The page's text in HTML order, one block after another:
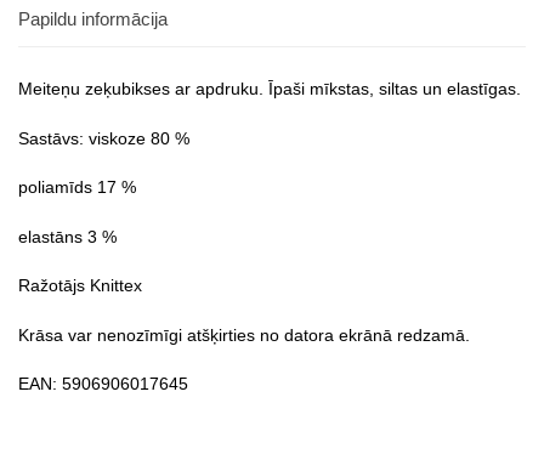
Papildu informācija
Meiteņu zeķubikses ar apdruku. Īpaši mīkstas, siltas un elastīgas.
Sastāvs: viskoze 80 %
poliamīds 17 %
elastāns 3 %
Ražotājs Knittex
Krāsa var nenozīmīgi atšķirties no datora ekrānā redzamā.
EAN: 5906906017645